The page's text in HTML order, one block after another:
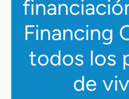
Financing
todos los
de